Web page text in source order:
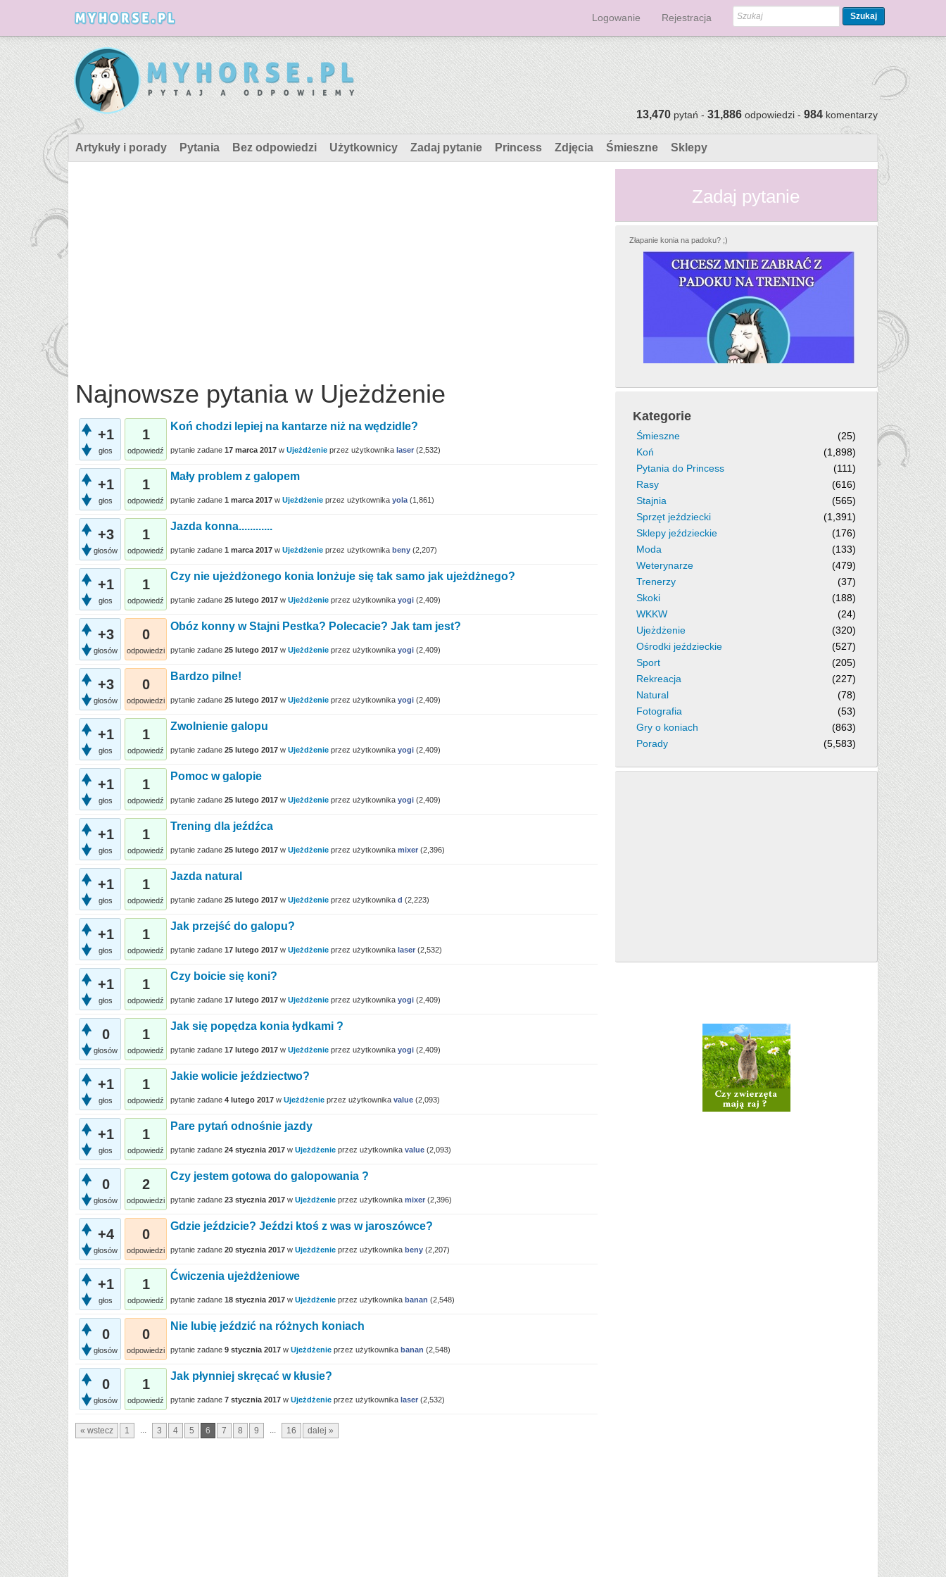
Logowanie Rejestracja Szukaj
13,470pytań -31,886odpowiedzi -984komentarzy
Artykuły i porady Pytania Bez odpowiedzi Użytkownicy Zadaj pytanie Princess Zdjęcia Śmieszne Sklepy
Najnowsze pytania w Ujeżdżenie
+1
głos
1
odpowiedź
Koń chodzi lepiej na kantarze niż na wędzidle?
pytanie zadane 17 marca 2017 w Ujeżdżenie przez użytkownika laser (2,532)
+1
głos
1
odpowiedź
Mały problem z galopem
pytanie zadane 1 marca 2017 w Ujeżdżenie przez użytkownika yola (1,861 )
+3
głosów
1
odpowiedź
Jazda konna............
pytanie zadane 1 marca 2017 w Ujeżdżenie przez użytkownika beny (2,207)
+1
głos
1
odpowiedź
Czy nie ujeżdżonego konia lonżuje się tak samo jak ujeżdżnego?
pytanie zadane 25 lutego 2017 w Ujeżdżenie przez użytkownika yogi (2,409)
+3
głosów
0
odpowiedzi
Obóz konny w Stajni Pestka? Polecacie? Jak tam jest?
pytanie zadane 25 lutego 2017 w Ujeżdżenie przez użytkownika yogi (2,409)
+3
głosów
0
odpowiedzi
Bardzo pilne!
pytanie zadane 25 lutego 2017 w Ujeżdżenie przez użytkownika yogi (2,409)
+1
głos
1
odpowiedź
Zwolnienie galopu
pytanie zadane 25 lutego 2017 w Ujeżdżenie przez użytkownika yogi (2,409)
+1
głos
1
odpowiedź
Pomoc w galopie
pytanie zadane 25 lutego 2017 w Ujeżdżenie przez użytkownika yogi (2,409)
+1
głos
1
odpowiedź
Trening dla jeźdźca
pytanie zadane 25 lutego 2017 w Ujeżdżenie przez użytkownika mixer (2,396)
+1
głos
1
odpowiedź
Jazda natural
pytanie zadane 25 lutego 2017 w Ujeżdżenie przez użytkownika d (2,223)
+1
głos
1
odpowiedź
Jak przejść do galopu?
pytanie zadane 17 lutego 2017 w Ujeżdżenie przez użytkownika laser (2,532)
+1
głos
1
odpowiedź
Czy boicie się koni?
pytanie zadane 17 lutego 2017 w Ujeżdżenie przez użytkownika yogi (2,409)
0
głosów
1
odpowiedź
Jak się popędza konia łydkami ?
pytanie zadane 17 lutego 2017 w Ujeżdżenie przez użytkownika yogi (2,409)
+1
głos
1
odpowiedź
Jakie wolicie jeździectwo?
pytanie zadane 4 lutego 2017 w Ujeżdżenie przez użytkownika value (2,093)
+1
głos
1
odpowiedź
Pare pytań odnośnie jazdy
pytanie zadane 24 stycznia 2017 w Ujeżdżenie przez użytkownika value (2,093)
0
głosów
2
odpowiedzi
Czy jestem gotowa do galopowania ?
pytanie zadane 23 stycznia 2017 w Ujeżdżenie przez użytkownika mixer (2,396)
+4
głosów
0
odpowiedzi
Gdzie jeździcie? Jeździ ktoś z was w jaroszówce?
pytanie zadane 20 stycznia 2017 w Ujeżdżenie przez użytkownika beny (2,207)
+1
głos
1
odpowiedź
Ćwiczenia ujeżdżeniowe
pytanie zadane 18 stycznia 2017 w Ujeżdżenie przez użytkownika banan (2,548)
0
głosów
0
odpowiedzi
Nie lubię jeździć na różnych koniach
pytanie zadane 9 stycznia 2017 w Ujeżdżenie przez użytkownika banan (2,548)
0
głosów
1
odpowiedź
Jak płynniej skręcać w kłusie?
pytanie zadane 7 stycznia 2017 w Ujeżdżenie przez użytkownika laser (2,532)
« wstecz 1 ... 3 4 5 6 7 8 9 ... 16 dalej »
Zadaj pytanie
Złapanie konia na padoku? ;)
Kategorie
Śmieszne
(25)
Koń
(1,898)
Pytania do Princess
(111)
Rasy
(616)
Stajnia
(565)
Sprzęt jeździecki
(1,391)
Sklepy jeździeckie
(176)
Moda
(133)
Weterynarze
(479)
Trenerzy
(37)
Skoki
(188)
WKKW
(24)
Ujeżdżenie
(320)
Ośrodki jeździeckie
(527)
Sport
(205)
Rekreacja
(227)
Natural
(78)
Fotografia
(53)
Gry o koniach
(863)
Porady
(5,583)